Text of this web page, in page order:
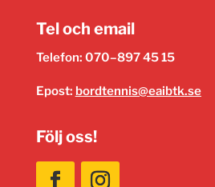
Tel och email
Telefon: 070–897 45 15
Epost: bordtennis@eaibtk.se
Följ oss!